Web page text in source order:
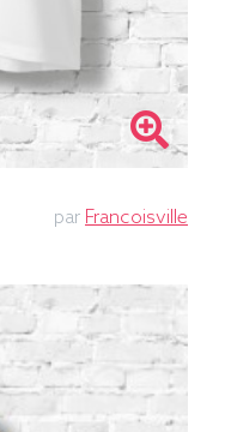
par Francoisville